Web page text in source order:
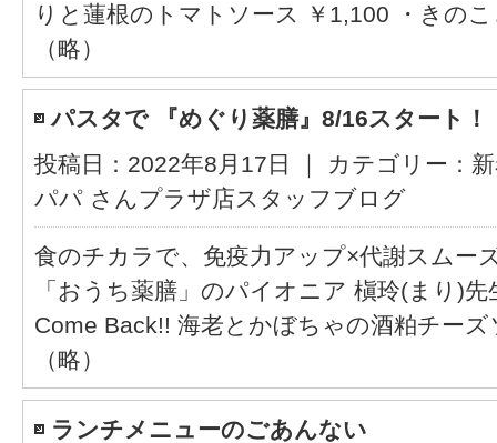
りと蓮根のトマトソース ￥1,100 ・きの
（略）
パスタで 『めぐり薬膳』8/16スタート！
投稿日：2022年8月17日 ｜ カテゴリー：
パパ さんプラザ店スタッフブログ
食のチカラで、免疫力アップ×代謝スムー
「おうち薬膳」のパイオニア 槇玲(まり)
Come Back!! 海老とかぼちゃの酒粕チー
（略）
ランチメニューのごあんない